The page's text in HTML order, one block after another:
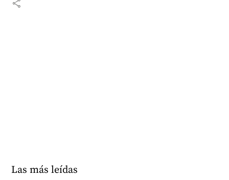
share
Las más leídas